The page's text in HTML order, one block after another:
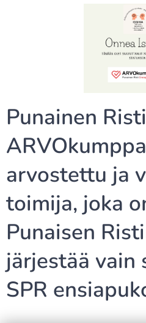
Punainen
arvostettu ja
toimija, joka
Punaisen
järjestää
SPR